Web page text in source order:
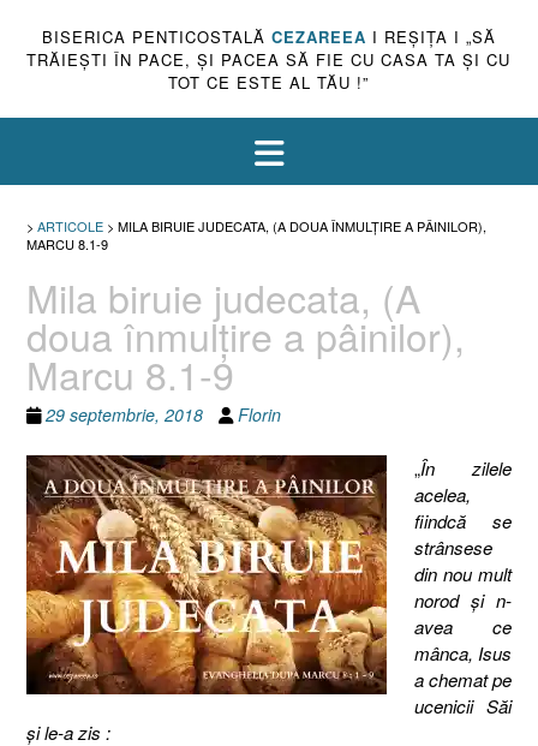
BISERICA PENTICOSTALĂ CEZAREEA I REŞIŢA I „SĂ
TRĂIEŞTI ÎN PACE, ŞI PACEA SĂ FIE CU CASA TA ŞI CU
TOT CE ESTE AL TĂU !”
> ARTICOLE > MILA BIRUIE JUDECATA, (A DOUA ÎNMULŢIRE A PÂINILOR),
MARCU 8.1-9
Mila biruie judecata, (A
doua înmulţire a pâinilor),
Marcu 8.1-9
29 septembrie, 2018 Florin
„În zilele
acelea,
fiindcă se
strânsese
din nou mult
norod şi n-
avea ce
mânca, Isus
a chemat pe
ucenicii Săi
şi le-a zis :